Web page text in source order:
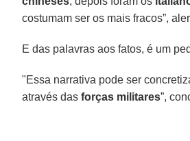
costumam ser os mais fracos”,
E das palavras aos fatos, é um
"Essa narrativa pode ser
através dasforças militares”,